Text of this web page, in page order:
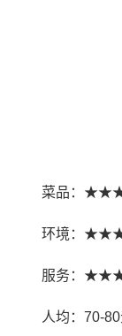
菜品：
环境：
服务：
人均： 70-80